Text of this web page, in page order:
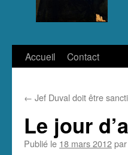
Aller
contenu
Accueil Contact
← Jef Duval doit être
Le jour
Publié le 18 mars 2012par